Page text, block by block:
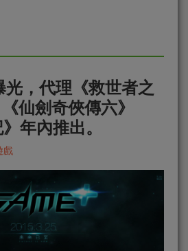
光，代理《救世者之
仙劍奇俠傳六》
年內推出。
戲